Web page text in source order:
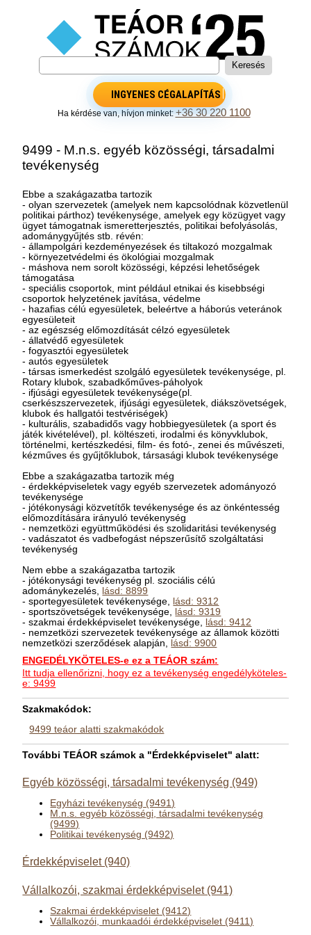
INGYENES CÉGALAPÍTÁS
Ha kérdése van, hívjon minket:+36 30 220 1100
9499 - M.n.s. egyéb közösségi, társadalmi
tevékenység
Ebbe a szakágazatba tartozik
- olyan szervezetek (amelyek nem kapcsolódnak közvetlenül
politikai párthoz) tevékenysége, amelyek egy közügyet vagy
ügyet támogatnak ismeretterjesztés, politikai befolyásolás,
adománygyűjtés stb. révén:
- állampolgári kezdeményezések és tiltakozó mozgalmak
- környezetvédelmi és ökológiai mozgalmak
- máshova nem sorolt közösségi, képzési lehetőségek
támogatása
- speciális csoportok, mint például etnikai és kisebbségi
csoportok helyzetének javítása, védelme
- hazafias célú egyesületek, beleértve a háborús veteránok
egyesületeit
- az egészség előmozdítását célzó egyesületek
- állatvédő egyesületek
- fogyasztói egyesületek
- autós egyesületek
- társas ismerkedést szolgáló egyesületek tevékenysége, pl.
Rotary klubok, szabadkőműves-páholyok
- ifjúsági egyesületek tevékenysége(pl.
cserkészszervezetek, ifjúsági egyesületek, diákszövetségek,
klubok és hallgatói testvériségek)
- kulturális, szabadidős vagy hobbiegyesületek (a sport és
játék kivételével), pl. költészeti, irodalmi és könyvklubok,
történelmi, kertészkedési, film- és fotó-, zenei és művészeti,
kézműves és gyűjtőklubok, társasági klubok tevékenysége
Ebbe a szakágazatba tartozik még
- érdekképviseletek vagy egyéb szervezetek adományozó
tevékenysége
- jótékonysági közvetítők tevékenysége és az önkéntesség
előmozdítására irányuló tevékenység
- nemzetközi együttműködési és szolidaritási tevékenység
- vadászatot és vadbefogást népszerűsítő szolgáltatási
tevékenység
Nem ebbe a szakágazatba tartozik
- jótékonysági tevékenység pl. szociális célú
adománykezelés, lásd: 8899
- sportegyesületek tevékenysége, lásd: 9312
- sportszövetségek tevékenysége, lásd: 9319
- szakmai érdekképviselet tevékenysége, lásd: 9412
- nemzetközi szervezetek tevékenysége az államok közötti
nemzetközi szerződések alapján, lásd: 9900
ENGEDÉLYKÖTELES-e ez a TEÁOR szám:
Itt tudja ellenőrizni, hogy ez a tevékenység engedélyköteles-
e: 9499
Szakmakódok:
9499 teáor alatti szakmakódok
További TEÁOR számok a "Érdekképviselet" alatt:
Egyéb közösségi, társadalmi tevékenység (949)
Egyházi tevékenység (9491)
M.n.s. egyéb közösségi, társadalmi tevékenység
(9499)
Politikai tevékenység (9492)
Érdekképviselet (940)
Vállalkozói, szakmai érdekképviselet (941)
Szakmai érdekképviselet (9412)
Vállalkozói, munkaadói érdekképviselet (9411)